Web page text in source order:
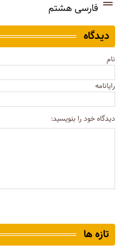
فارسی هشتم
دیدگاه
نام
رایانامه
دیدگاه خود را بنویسید:
تازه ها